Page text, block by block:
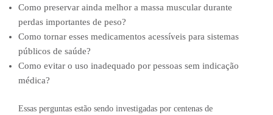
Como preservar ainda melhor a massa muscular durante
perdas importantes de peso?
Como tornar esses medicamentos acessíveis para sistemas
públicos de saúde?
Como evitar o uso inadequado por pessoas sem indicação
médica?
Essas perguntas estão sendo investigadas por centenas de